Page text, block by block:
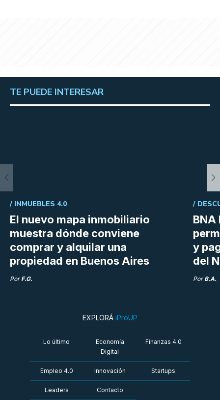
TE PUEDE INTERESAR
El nuevo mapa inmobiliario
muestra dónde conviene
comprar y alquilar una
propiedad en Buenos Aires
/ INMUEBLES 4.0
Por F.G.
BNA
y
del
/
Por B.A.
EXPLORÁ iProUP
Lo último
Economía
Digital
Finanzas 4.0
Empleo 4.0 Innovación Startups
Leaders Contacto